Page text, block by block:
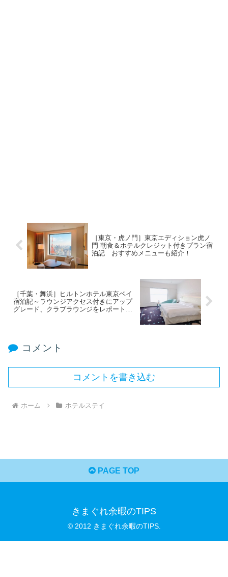
［東京・虎ノ門］東京エディション虎ノ
門 朝食＆ホテルクレジット付きプラン宿
泊記 おすすめメニューも紹介！
［千葉・舞浜］ヒルトンホテル東京ベイ
宿泊記～ラウンジアクセス付きにアップ
グレード、クラブラウンジをレポート！
コメント
コメントを書き込む
ホーム ホテルステイ
PAGE TOP
きまぐれ余暇のTIPS
© 2012 きまぐれ余暇のTIPS.